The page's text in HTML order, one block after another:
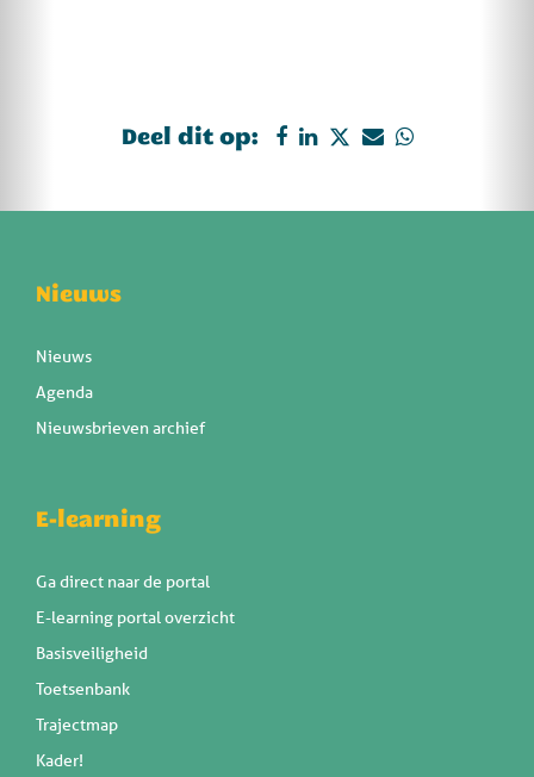
Deel dit op:
Nieuws
Nieuws
Agenda
Nieuwsbrieven archief
E-learning
Ga direct naar de portal
E-learning portal overzicht
Basisveiligheid
Toetsenbank
Trajectmap
Kader!